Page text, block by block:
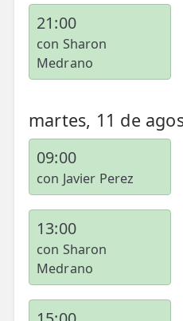
21:00
con Sharon
Medrano
martes, 11 de
09:00
con Javier Perez
13:00
con Sharon
Medrano